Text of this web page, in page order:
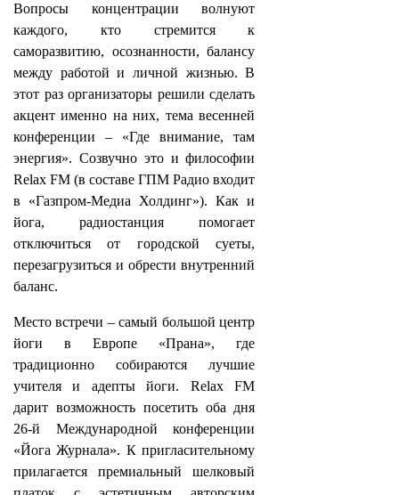
Вопросы концентрации волнуют
каждого, кто стремится к
саморазвитию, осознанности, балансу
между работой и личной жизнью. В
этот раз организаторы решили сделать
акцент именно на них, тема весенней
конференции – «Где внимание, там
энергия». Созвучно это и философии
Relax FM (в составе ГПМ Радио входит
в «Газпром-Медиа Холдинг»). Как и
йога, радиостанция помогает
отключиться от городской суеты,
перезагрузиться и обрести внутренний
баланс.
Место встречи – самый большой центр
йоги в Европе «Прана», где
традиционно собираются лучшие
учителя и адепты йоги. Relax FM
дарит возможность посетить оба дня
26-й Международной конференции
«Йога Журнала». К пригласительному
прилагается премиальный шелковый